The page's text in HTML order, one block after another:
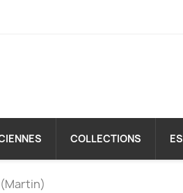
COLLECTIONS